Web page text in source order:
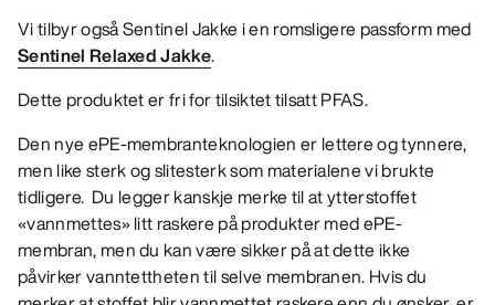
Vi tilbyr også Sentinel Jakke i en romsligere passform med
Sentinel Relaxed Jakke.
Dette produktet er fri for tilsiktet tilsatt PFAS.
Den nye ePE-membranteknologien er lettere og tynnere,
men like sterk og slitesterk som materialene vi brukte
tidligere. Du legger kanskje merke til at ytterstoffet
«vannmettes» litt raskere på produkter med ePE-
membran, men du kan være sikker på at dette ikke
påvirker vanntettheten til selve membranen. Hvis du